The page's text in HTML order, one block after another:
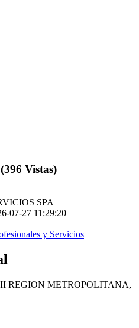
Vistas)
SPA
07-27 11:29:20
y Servicios
REGION METROPOLITANA,